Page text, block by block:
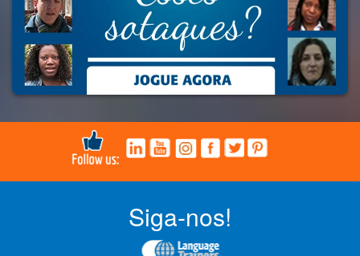
Siga-nos!